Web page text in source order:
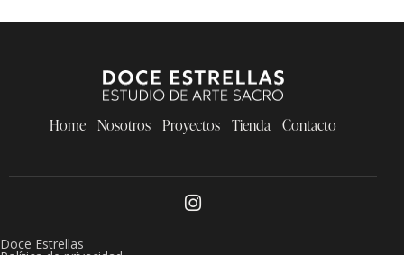
Home Nosotros Proyectos Tienda Contacto
Doce Estrellas